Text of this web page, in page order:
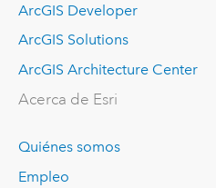
ArcGIS Developer
ArcGIS Solutions
ArcGIS Architecture Center
Acerca de Esri
Quiénes somos
Empleo